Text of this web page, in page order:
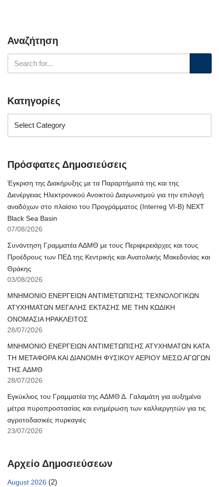
Αναζήτηση
Κατηγορίες
Πρόσφατες Δημοσιεύσεις
Έγκριση της Διακήρυξης με τα Παραρτήματά της και της
Διενέργειας Ηλεκτρονικού Ανοικτού Διαγωνισμού για την επιλογή
αναδόχων στο πλαίσιο του Προγράμματος (Interreg VI-B) NEXT
Black Sea Basin
07/08/2026
Συνάντηση Γραμματέα ΑΔΜΘ με τους Περιφερειάρχες και τους
Προέδρους των ΠΕΔ της Κεντρικής και Ανατολικής Μακεδονίας και
Θράκης
03/08/2026
ΜΝΗΜΟΝΙΟ ΕΝΕΡΓΕΙΩΝ ΑΝΤΙΜΕΤΩΠΙΣΗΣ ΤΕΧΝΟΛΟΓΙΚΩΝ
ΑΤΥΧΗΜΑΤΩΝ ΜΕΓΑΛΗΣ ΕΚΤΑΣΗΣ ΜΕ ΤΗΝ ΚΩΔΙΚΗ
ΟΝΟΜΑΣΙΑ ΗΡΑΚΛΕΙΤΟΣ
28/07/2026
ΜΝΗΜΟΝΙΟ ΕΝΕΡΓΕΙΩΝ ΑΝΤΙΜΕΤΩΠΙΣΗΣ ΑΤΥΧΗΜΑΤΩΝ ΚΑΤΑ
ΤΗ ΜΕΤΑΦΟΡΑ ΚΑΙ ΔΙΑΝΟΜΗ ΦΥΣΙΚΟΥ ΑΕΡΙΟΥ ΜΕΣΩ ΑΓΩΓΩΝ
ΤΗΣ ΑΔΜΘ
28/07/2026
Εγκύκλιος του Γραμματέα της ΑΔΜΘ Δ. Γαλαμάτη για αυξημένα
μέτρα πυροπροστασίας και ενημέρωση των καλλιεργητών για τις
αγροτοδασικές πυρκαγιές
23/07/2026
Αρχείο Δημοσιεύσεων
August 2026 (2)